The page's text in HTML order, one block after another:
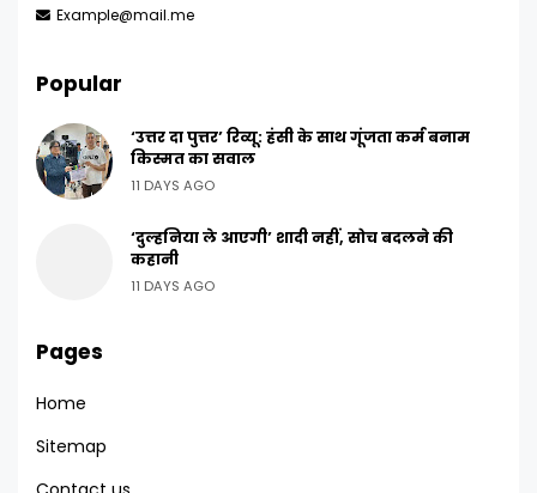
Example@mail.me
Popular
‘उत्तर दा पुत्तर’ रिव्यू: हंसी के साथ गूंजता कर्म बनाम
किस्मत का सवाल
11 DAYS AGO
‘दुल्हनिया ले आएगी’ शादी नहीं, सोच बदलने की
कहानी
11 DAYS AGO
Pages
Home
Sitemap